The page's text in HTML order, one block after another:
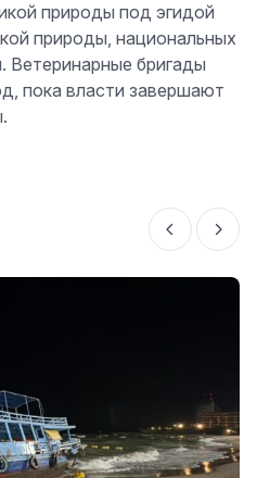
природы под эгидой
природы, национальных
Ветеринарные бригады
пока власти завершают